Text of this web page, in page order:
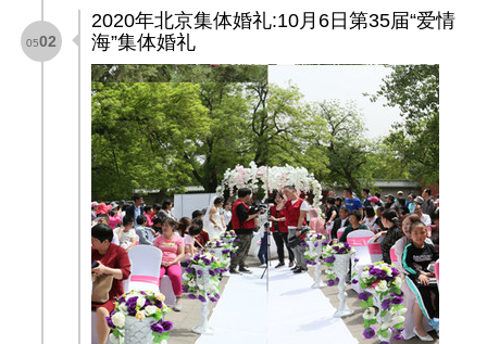
0502
2020年北京集体婚礼:10月6日第35届“爱情
海”集体婚礼